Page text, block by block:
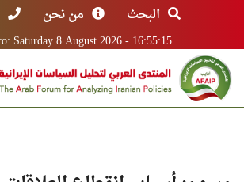
البحث من نحن
Saturday 8 August 2026 - 16:55:15